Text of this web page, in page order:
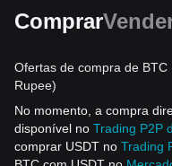
Comprar
Ofertas de compra de
Rupee)
No momento, a compra
disponível no Trading P2P
comprar USDT no Trading